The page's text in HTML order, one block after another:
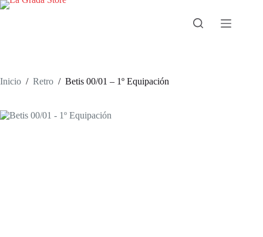
Saltar
Inicio / Retro / Betis 00/01 – 1º Equipación